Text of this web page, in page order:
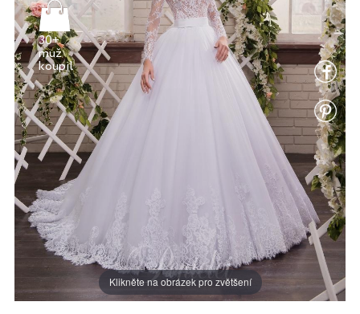
Klikněte na obrázek pro zvětšení
30+
muž
koupil